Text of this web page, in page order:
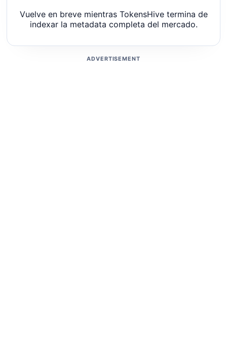
Vuelve en breve mientras TokensHive termina de
indexar la metadata completa del mercado.
ADVERTISEMENT